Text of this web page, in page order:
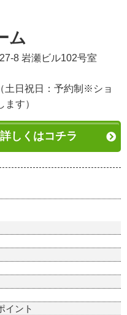
ム
8 岩瀬ビル102号室
土日祝日：予約制※ショ
す）
しくはコチラ
イント